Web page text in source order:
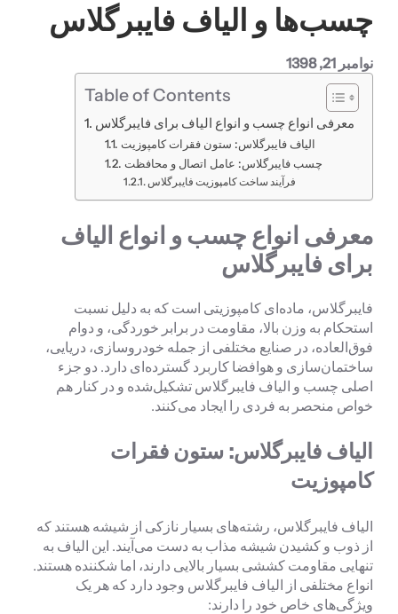
چسب‌ها و الیاف فایبرگلاس
نوامبر 21, 1398
Table of Contents
معرفی انواع چسب و انواع الیاف برای فایبرگلاس
الیاف فایبرگلاس: ستون فقرات کامپوزیت
چسب فایبرگلاس: عامل اتصال و محافظت
فرآیند ساخت کامپوزیت فایبرگلاس
معرفی انواع چسب و انواع الیاف
برای فایبرگلاس
فایبرگلاس، ماده‌ای کامپوزیتی است که به دلیل نسبت
استحکام به وزن بالا، مقاومت در برابر خوردگی، و دوام
فوق‌العاده، در صنایع مختلفی از جمله خودروسازی، دریایی،
ساختمان‌سازی و هوافضا کاربرد گسترده‌ای دارد. دو جزء
اصلی چسب و الیاف فایبرگلاس تشکیل‌شده و در کنار هم
خواص منحصر به فردی را ایجاد می‌کنند.
الیاف فایبرگلاس: ستون فقرات
کامپوزیت
الیاف فایبرگلاس، رشته‌های بسیار نازکی از شیشه هستند که
از ذوب و کشیدن شیشه مذاب به دست می‌آیند. این الیاف به
تنهایی مقاومت کششی بسیار بالایی دارند، اما شکننده هستند.
انواع مختلفی از الیاف فایبرگلاس وجود دارد که هر یک
ویژگی‌های خاص خود را دارند: